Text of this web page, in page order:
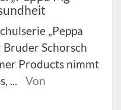
„Peppa
Bruder Schorsch
Products nimmt
...
Von